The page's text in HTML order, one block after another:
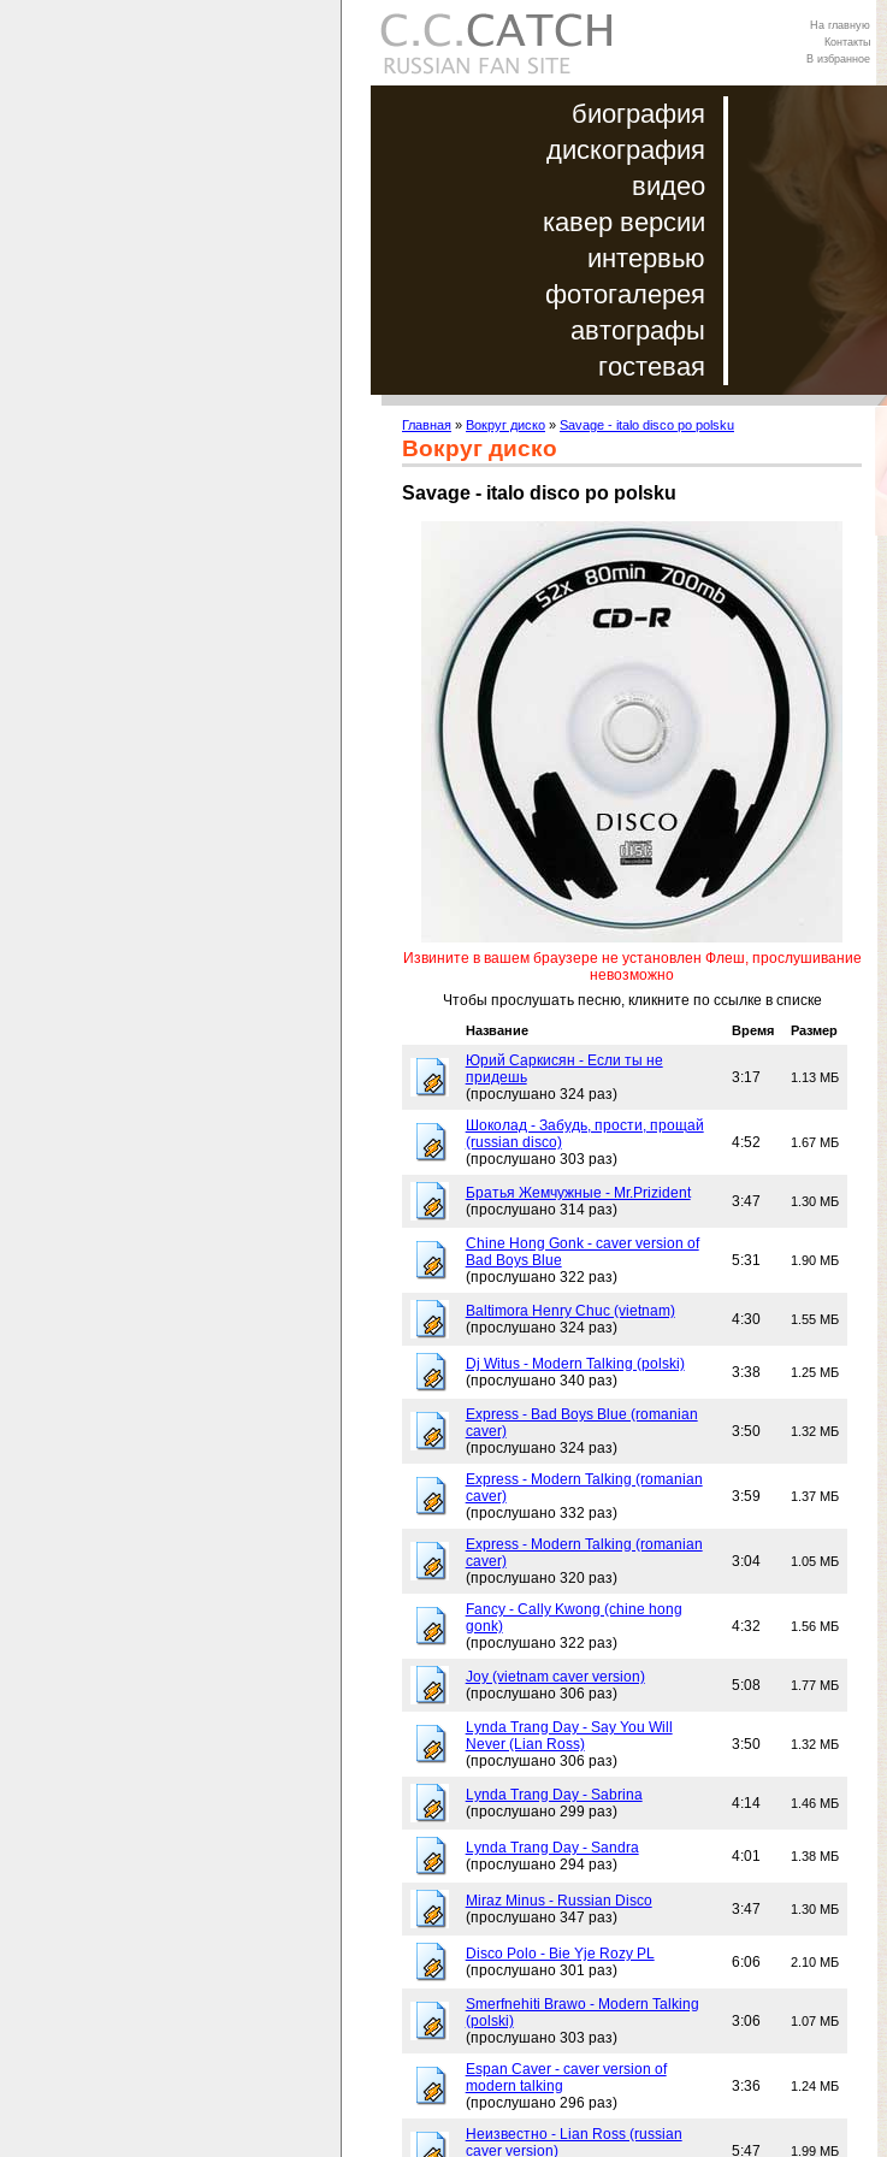
биография
дискография
видео
кавер версии
интервью
фотогалерея
автографы
гостевая
На главную
Контакты
В избранное
Главная » Вокруг диско » Savage - italo disco po polsku
Вокруг диско
Savage - italo disco po polsku
Извините в вашем браузере не установлен Флеш, прослушивание
невозможно
Чтобы прослушать песню, кликните по ссылке в списке
Название Время Размер
Юрий Саркисян - Если ты не
придешь
(прослушано 324 раз)
3:17 1.13 МБ
Шоколад - Забудь, прости, прощай
(russian disco)
(прослушано 303 раз)
4:52 1.67 МБ
Братья Жемчужные - Mr.Prizident
(прослушано 314 раз)
3:47 1.30 МБ
Chine Hong Gonk - caver version of
Bad Boys Blue
(прослушано 322 раз)
5:31 1.90 МБ
Baltimora Henry Chuc (vietnam)
(прослушано 324 раз)
4:30 1.55 МБ
Dj Witus - Modern Talking (polski)
(прослушано 340 раз)
3:38 1.25 МБ
Express - Bad Boys Blue (romanian
caver)
(прослушано 324 раз)
3:50 1.32 МБ
Express - Modern Talking (romanian
caver)
(прослушано 332 раз)
3:59 1.37 МБ
Express - Modern Talking (romanian
caver)
(прослушано 320 раз)
3:04 1.05 МБ
Fancy - Cally Kwong (chine hong
gonk)
(прослушано 322 раз)
4:32 1.56 МБ
Joy (vietnam caver version)
(прослушано 306 раз)
5:08 1.77 МБ
Lynda Trang Day - Say You Will
Never (Lian Ross)
(прослушано 306 раз)
3:50 1.32 МБ
Lynda Trang Day - Sabrina
(прослушано 299 раз)
4:14 1.46 МБ
Lynda Trang Day - Sandra
(прослушано 294 раз)
4:01 1.38 МБ
Miraz Minus - Russian Disco
(прослушано 347 раз)
3:47 1.30 МБ
Disco Polo - Bie Yje Rozy PL
(прослушано 301 раз)
6:06 2.10 МБ
Smerfnehiti Brawo - Modern Talking
(polski)
(прослушано 303 раз)
3:06 1.07 МБ
Espan Caver - caver version of
modern talking
(прослушано 296 раз)
3:36 1.24 МБ
Неизвестно - Lian Ross (russian
caver version)
5:47 1.99 МБ